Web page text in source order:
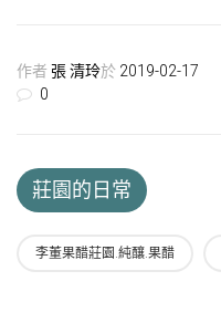
作者 張 清玲於 2019-02-17
0
莊園的日常
李董果醋莊園.純釀.果醋